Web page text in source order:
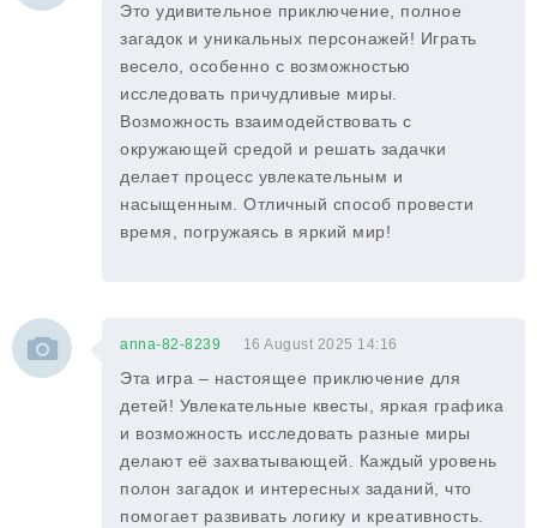
Это удивительное приключение, полное
загадок и уникальных персонажей! Играть
весело, особенно с возможностью
исследовать причудливые миры.
Возможность взаимодействовать с
окружающей средой и решать задачки
делает процесс увлекательным и
насыщенным. Отличный способ провести
время, погружаясь в яркий мир!
anna-82-8239 16 August 2025 14:16
Эта игра – настоящее приключение для
детей! Увлекательные квесты, яркая графика
и возможность исследовать разные миры
делают её захватывающей. Каждый уровень
полон загадок и интересных заданий, что
помогает развивать логику и креативность.